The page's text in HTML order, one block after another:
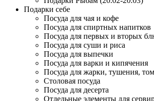
Подарки себе
Посуда для чая и кофе
Посуда для спиртных напитков
Посуда для первых и вторых
Посуда для суши и риса
Посуда для выпечки
Посуда для варки и кипячения
Посуда для жарки, тушения,
Столовая посуда
Посуда для десерта
Отдельные элементы для